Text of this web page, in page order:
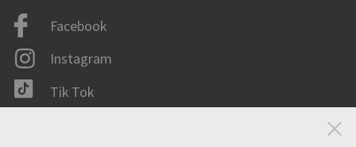
Facebook
Instagram
Tik Tok